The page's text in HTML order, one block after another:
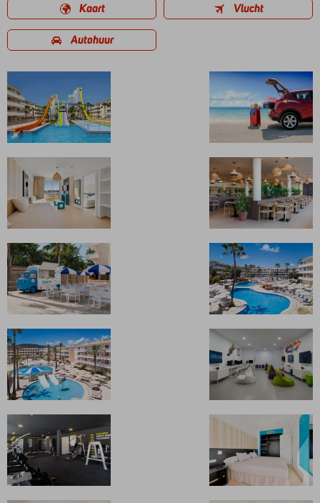
Kaart Vlucht
Autohuur